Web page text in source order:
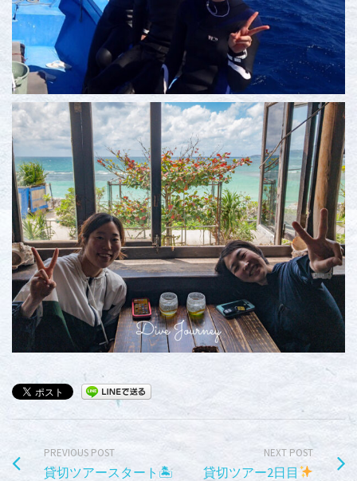
PREVIOUS POST
貸切ツアースタート🏝
NEXT POST
貸切ツアー2日目